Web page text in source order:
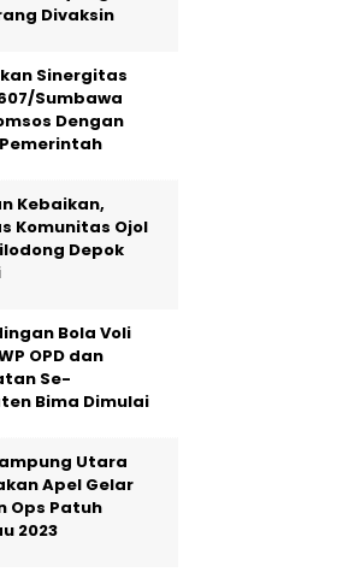
Divaksin
Sinergitas
Sumbawa
Dengan
Kebaikan,
Komunitas Ojol
Depok
Bola Voli
OPD dan
Se-
Bima Dimulai
Utara
Apel Gelar
Ops Patuh
2023